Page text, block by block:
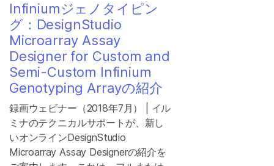
Infiniumジェノタイピン
グ：DesignStudio
Microarray Assay
Designer for Custom and
Semi-Custom Infinium
Genotyping Arrayの紹介
録画ウェビナー（2018年7月） | イル
ミナのテクニカルサポートが、新し
いオンラインDesignStudio
Microarray Assay Designerの紹介を